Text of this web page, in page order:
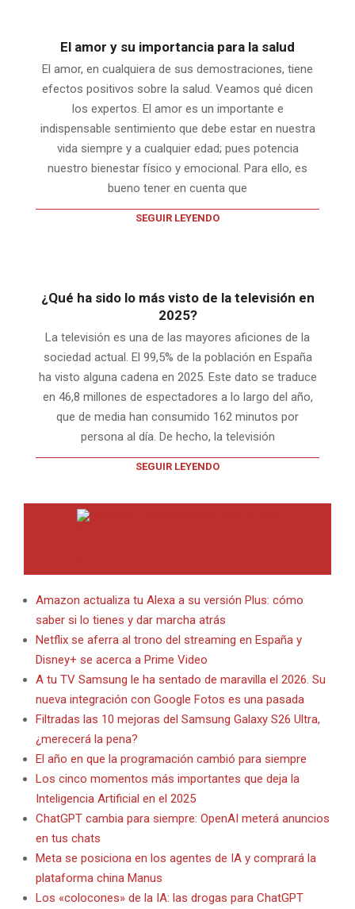
El amor y su importancia para la salud
El amor, en cualquiera de sus demostraciones, tiene
efectos positivos sobre la salud. Veamos qué dicen
los expertos. El amor es un importante e
indispensable sentimiento que debe estar en nuestra
vida siempre y a cualquier edad; pues potencia
nuestro bienestar físico y emocional. Para ello, es
bueno tener en cuenta que
SEGUIR LEYENDO
¿Qué ha sido lo más visto de la televisión en
2025?
La televisión es una de las mayores aficiones de la
sociedad actual. El 99,5% de la población en España
ha visto alguna cadena en 2025. Este dato se traduce
en 46,8 millones de espectadores a lo largo del año,
que de media han consumido 162 minutos por
persona al día. De hecho, la televisión
SEGUIR LEYENDO
Amazon actualiza tu Alexa a su versión Plus: cómo
saber si lo tienes y dar marcha atrás
Netflix se aferra al trono del streaming en España y
Disney+ se acerca a Prime Video
A tu TV Samsung le ha sentado de maravilla el 2026. Su
nueva integración con Google Fotos es una pasada
Filtradas las 10 mejoras del Samsung Galaxy S26 Ultra,
¿merecerá la pena?
El año en que la programación cambió para siempre
Los cinco momentos más importantes que deja la
Inteligencia Artificial en el 2025
ChatGPT cambia para siempre: OpenAI meterá anuncios
en tus chats
Meta se posiciona en los agentes de IA y comprará la
plataforma china Manus
Los «colocones» de la IA: las drogas para ChatGPT